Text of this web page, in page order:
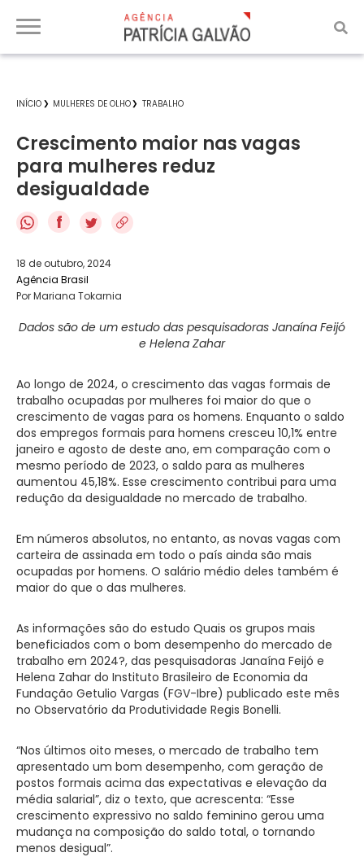
INÍCIO MULHERES DE OLHO TRABALHO
Crescimento maior nas vagas
para mulheres reduz
desigualdade
f
18 de outubro, 2024
Agência Brasil
Por Mariana Tokarnia
Dados são de um estudo das pesquisadoras Janaína Feijó
e Helena Zahar
Ao longo de 2024, o crescimento das vagas formais de
trabalho ocupadas por mulheres foi maior do que o
crescimento de vagas para os homens. Enquanto o saldo
dos empregos formais para homens cresceu 10,1% entre
janeiro e agosto de deste ano, em comparação com o
mesmo período de 2023, o saldo para as mulheres
aumentou 45,18%. Esse crescimento contribui para uma
redução da desigualdade no mercado de trabalho.
Em números absolutos, no entanto, as novas vagas com
carteira de assinada em todo o país ainda são mais
ocupadas por homens. O salário médio deles também é
maior do que o das mulheres.
As informações são do estudo Quais os grupos mais
beneficiados com o bom desempenho do mercado de
trabalho em 2024?, das pesquisadoras Janaína Feijó e
Helena Zahar do Instituto Brasileiro de Economia da
Fundação Getulio Vargas (FGV-Ibre) publicado este mês
no Observatório da Produtividade Regis Bonelli.
“Nos últimos oito meses, o mercado de trabalho tem
apresentado um bom desempenho, com geração de
postos formais acima das expectativas e elevação da
média salarial”, diz o texto, que acrescenta: “Esse
crescimento expressivo no saldo feminino gerou uma
mudança na composição do saldo total, o tornando
menos desigual”.